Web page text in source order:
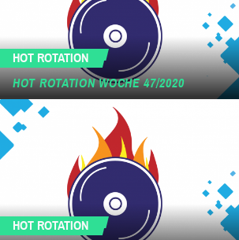
HOT ROTATION
HOT ROTATION WOCHE 47/2020
HOT ROTATION